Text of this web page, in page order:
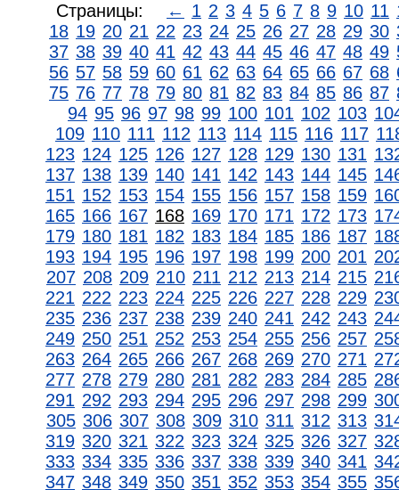
Страницы: ← 1 2 3 4 5 6 7 8 9 10 11
18 19 20 21 22 23 24 25 26 27 28 29 30
37 38 39 40 41 42 43 44 45 46 47 48 49
56 57 58 59 60 61 62 63 64 65 66 67 68
75 76 77 78 79 80 81 82 83 84 85 86 87
94 95 96 97 98 99 100 101 102 103
109 110 111 112 113 114 115 116 117
123 124 125 126 127 128 129 130 131
137 138 139 140 141 142 143 144 145
151 152 153 154 155 156 157 158 159
165 166 167 168 169 170 171 172 173
179 180 181 182 183 184 185 186 187
193 194 195 196 197 198 199 200 201
207 208 209 210 211 212 213 214 215
221 222 223 224 225 226 227 228 229
235 236 237 238 239 240 241 242 243
249 250 251 252 253 254 255 256 257
263 264 265 266 267 268 269 270 271
277 278 279 280 281 282 283 284 285
291 292 293 294 295 296 297 298 299
305 306 307 308 309 310 311 312 313
319 320 321 322 323 324 325 326 327
333 334 335 336 337 338 339 340 341
347 348 349 350 351 352 353 354 355